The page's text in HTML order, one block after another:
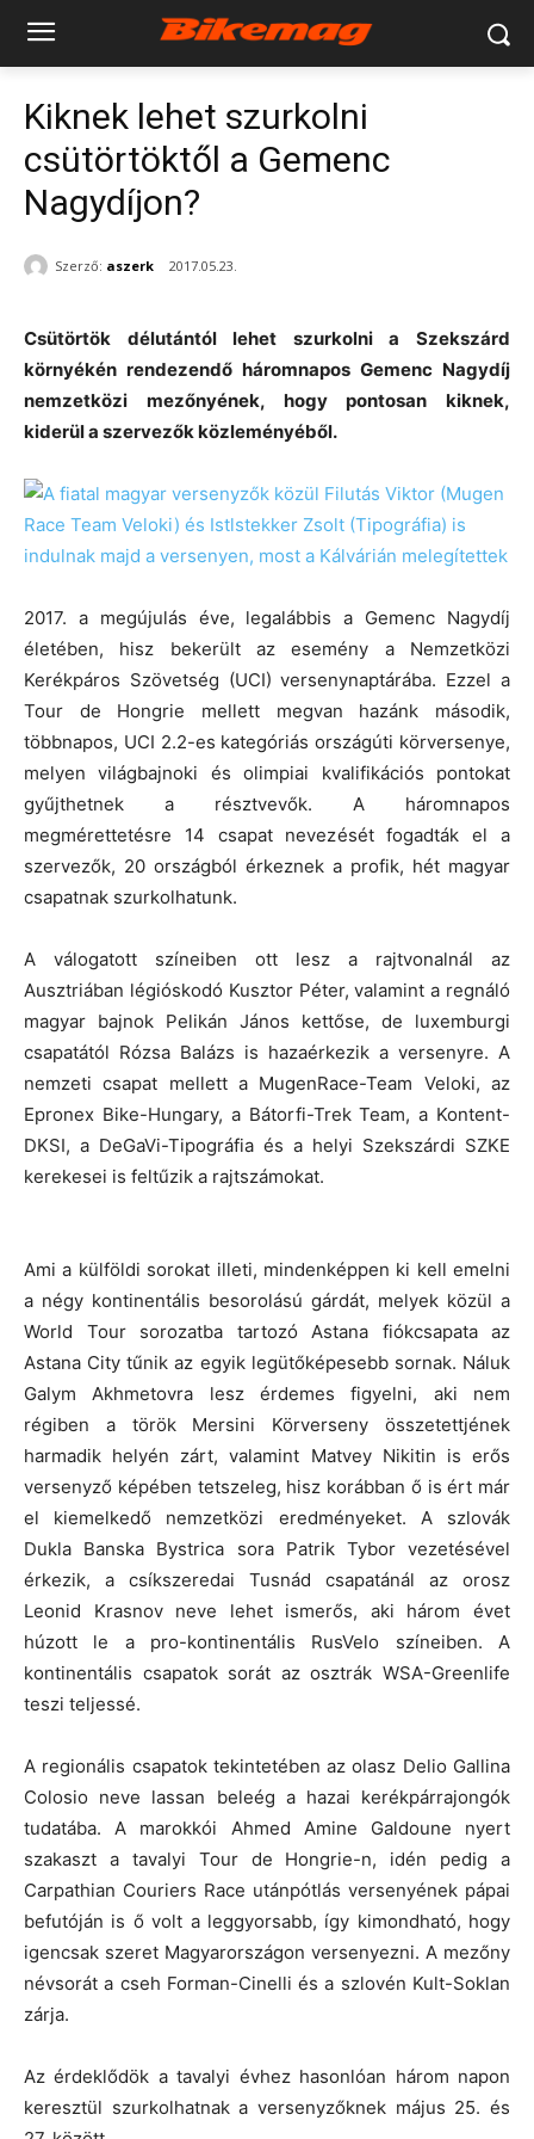
Kiknek lehet szurkolni
csütörtöktől a Gemenc
Nagydíjon?
Szerző: aszerk 2017.05.23.
Csütörtök délutántól lehet szurkolni a Szekszárd
környékén rendezendő háromnapos Gemenc Nagydíj
nemzetközi mezőnyének, hogy pontosan kiknek,
kiderül a szervezők közleményéből.
2017. a megújulás éve, legalábbis a Gemenc Nagydíj
életében, hisz bekerült az esemény a Nemzetközi
Kerékpáros Szövetség (UCI) versenynaptárába. Ezzel a
Tour de Hongrie mellett megvan hazánk második,
többnapos, UCI 2.2-es kategóriás országúti körversenye,
melyen világbajnoki és olimpiai kvalifikációs pontokat
gyűjthetnek a résztvevők. A háromnapos
megmérettetésre 14 csapat nevezését fogadták el a
szervezők, 20 országból érkeznek a profik, hét magyar
csapatnak szurkolhatunk.
A válogatott színeiben ott lesz a rajtvonalnál az
Ausztriában légióskodó Kusztor Péter, valamint a regnáló
magyar bajnok Pelikán János kettőse, de luxemburgi
csapatától Rózsa Balázs is hazaérkezik a versenyre. A
nemzeti csapat mellett a MugenRace-Team Veloki, az
Epronex Bike-Hungary, a Bátorfi-Trek Team, a Kontent-
DKSI, a DeGaVi-Tipográfia és a helyi Szekszárdi SZKE
kerekesei is feltűzik a rajtszámokat.
Ami a külföldi sorokat illeti, mindenképpen ki kell emelni
a négy kontinentális besorolású gárdát, melyek közül a
World Tour sorozatba tartozó Astana fiókcsapata az
Astana City tűnik az egyik legütőképesebb sornak. Náluk
Galym Akhmetovra lesz érdemes figyelni, aki nem
régiben a török Mersini Körverseny összetettjének
harmadik helyén zárt, valamint Matvey Nikitin is erős
versenyző képében tetszeleg, hisz korábban ő is ért már
el kiemelkedő nemzetközi eredményeket. A szlovák
Dukla Banska Bystrica sora Patrik Tybor vezetésével
érkezik, a csíkszeredai Tusnád csapatánál az orosz
Leonid Krasnov neve lehet ismerős, aki három évet
húzott le a pro-kontinentális RusVelo színeiben. A
kontinentális csapatok sorát az osztrák WSA-Greenlife
teszi teljessé.
A regionális csapatok tekintetében az olasz Delio Gallina
Colosio neve lassan beleég a hazai kerékpárrajongók
tudatába. A marokkói Ahmed Amine Galdoune nyert
szakaszt a tavalyi Tour de Hongrie-n, idén pedig a
Carpathian Couriers Race utánpótlás versenyének pápai
befutóján is ő volt a leggyorsabb, így kimondható, hogy
igencsak szeret Magyarországon versenyezni. A mezőny
névsorát a cseh Forman-Cinelli és a szlovén Kult-Soklan
zárja.
Az érdeklődök a tavalyi évhez hasonlóan három napon
keresztül szurkolhatnak a versenyzőknek május 25. és